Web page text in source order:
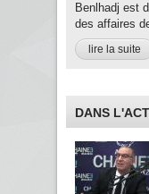
Benlhadj est
des affaires
lire la suite
DANS